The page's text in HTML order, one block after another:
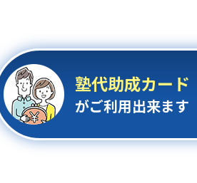
塾代助成カード
がご利⽤出来ます